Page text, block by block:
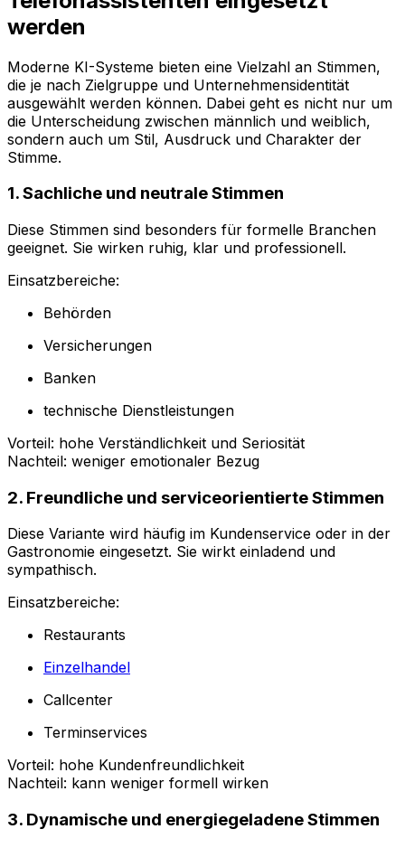
werden
Moderne KI-Systeme bieten eine Vielzahl an Stimmen,
die je nach Zielgruppe und Unternehmensidentität
ausgewählt werden können. Dabei geht es nicht nur um
die Unterscheidung zwischen männlich und weiblich,
sondern auch um Stil, Ausdruck und Charakter der
Stimme.
1. Sachliche und neutrale Stimmen
Diese Stimmen sind besonders für formelle Branchen
geeignet. Sie wirken ruhig, klar und professionell.
Einsatzbereiche:
Behörden
Versicherungen
Banken
technische Dienstleistungen
Vorteil: hohe Verständlichkeit und Seriosität
Nachteil: weniger emotionaler Bezug
2. Freundliche und serviceorientierte Stimmen
Diese Variante wird häufig im Kundenservice oder in der
Gastronomie eingesetzt. Sie wirkt einladend und
sympathisch.
Einsatzbereiche:
Restaurants
Einzelhandel
Callcenter
Terminservices
Vorteil: hohe Kundenfreundlichkeit
Nachteil: kann weniger formell wirken
3. Dynamische und energiegeladene Stimmen